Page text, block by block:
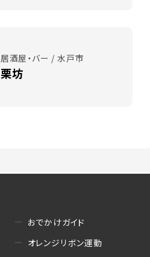
居酒屋・バー / 水戸市
栗坊
おでかけガイド
オレンジリボン運動